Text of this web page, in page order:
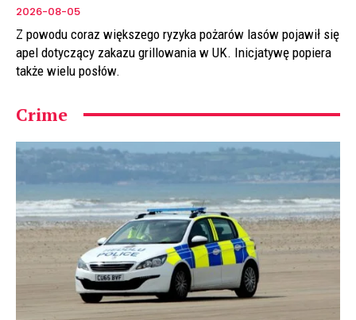
2026-08-05
Z powodu coraz większego ryzyka pożarów lasów pojawił się
apel dotyczący zakazu grillowania w UK. Inicjatywę popiera
także wielu posłów.
Crime